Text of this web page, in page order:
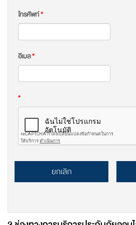
โทรศัพท์*
อีเมล*
*
ยกเลิก